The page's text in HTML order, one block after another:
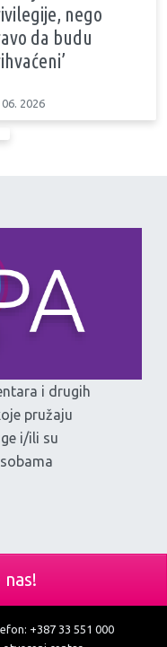
nego
da budu
06. 2026
i drugih
pružaju
i/ili su
+387 33 551 000